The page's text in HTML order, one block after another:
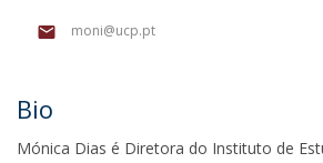
moni@ucp.pt
Bio
Mónica Dias é Diretora do Instituto de